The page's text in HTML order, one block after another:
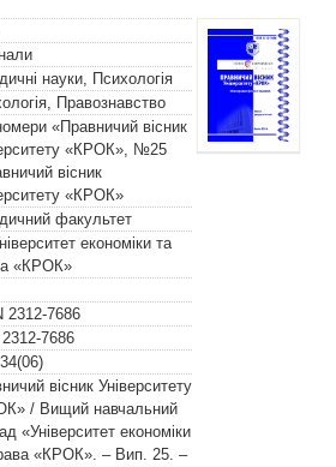
науки, Психологія
, Правознавство
«Правничий вісник
«КРОК», №25
вісник
«КРОК»
факультет
економіки та
«КРОК»
2312-7686
2312-7686
34(06)
вісник Університету
/ Вищий навчальний
«Університет економіки
«КРОК». – Вип. 25. –